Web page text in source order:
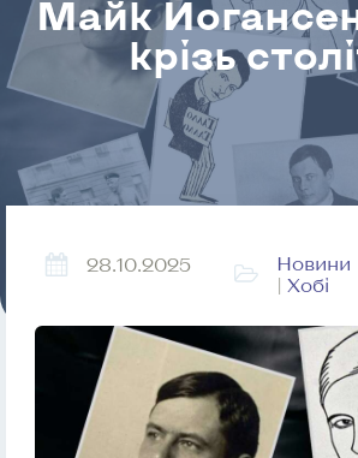
Майк
крізь
28.10.2025
Новини
| Хобі